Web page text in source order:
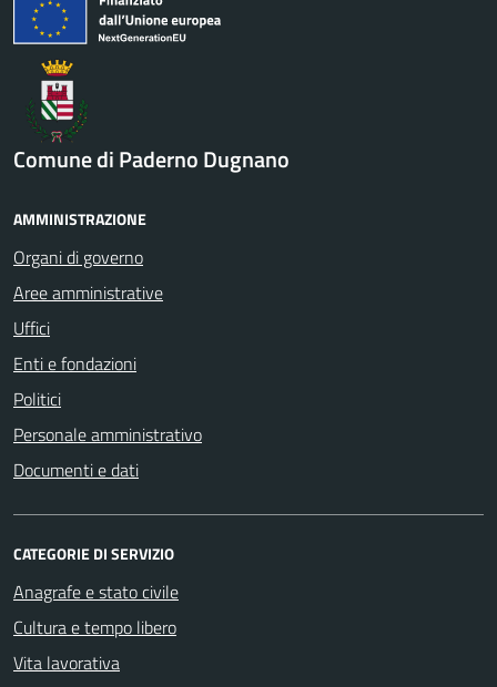
Comune di Paderno Dugnano
AMMINISTRAZIONE
Organi di governo
Aree amministrative
Uffici
Enti e fondazioni
Politici
Personale amministrativo
Documenti e dati
CATEGORIE DI SERVIZIO
Anagrafe e stato civile
Cultura e tempo libero
Vita lavorativa